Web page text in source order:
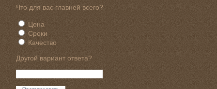
Что для вас главней всего?
Цена
Сроки
Качество
Другой вариант ответа?